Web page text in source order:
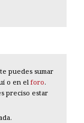
puedes sumar
o en el foro.
preciso estar